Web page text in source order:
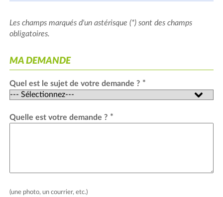
Les champs marqués d'un astérisque (*) sont des champs
obligatoires.
MA DEMANDE
Quel est le sujet de votre demande ? *
Quelle est votre demande ? *
(une photo, un courrier, etc.)